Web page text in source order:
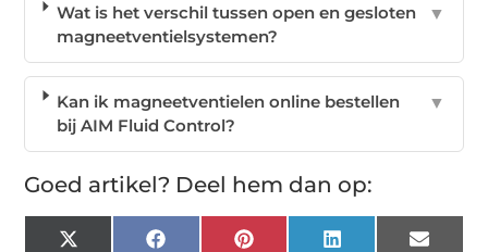
Wat is het verschil tussen open en gesloten
magneetventielsystemen?
▼
Kan ik magneetventielen online bestellen
bij AIM Fluid Control?
▼
Goed artikel? Deel hem dan op:
X FacebookPinterest LinkedIn Email